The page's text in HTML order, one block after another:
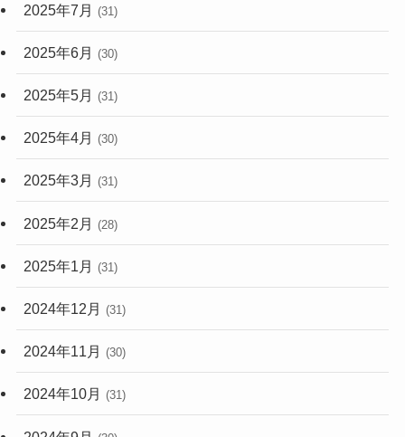
2025年7月 (31)
2025年6月 (30)
2025年5月 (31)
2025年4月 (30)
2025年3月 (31)
2025年2月 (28)
2025年1月 (31)
2024年12月 (31)
2024年11月 (30)
2024年10月 (31)